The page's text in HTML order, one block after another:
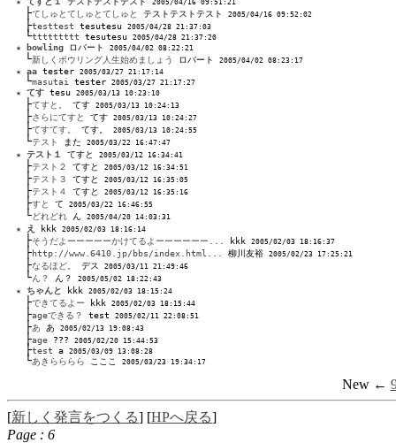
2005/04/16 09:51:21
├てしゅとてしゅとてしゅと テストテストテスト 2005/04/16 09:52:02
├testtest tesutesu 2005/04/28 21:37:03
└ttttttttt tesutesu 2005/04/28 21:37:20
★ bowling ロバート 2005/04/02 08:22:21
└新しくボウリング人生始めましょう ロバート 2005/04/02 08:23:17
★ aa tester 2005/03/27 21:17:14
└masutai tester 2005/03/27 21:17:27
★ てす tesu 2005/03/13 10:23:10
├てすと。 てす 2005/03/13 10:24:13
├さらにてすと てす 2005/03/13 10:24:27
├てすてす。 てす。 2005/03/13 10:24:55
└テスト また 2005/03/22 16:47:47
★ テスト１ てすと 2005/03/12 16:34:41
├テスト２ てすと 2005/03/12 16:34:51
├テスト３ てすと 2005/03/12 16:35:05
├テスト４ てすと 2005/03/12 16:35:16
├すと て 2005/03/22 16:46:55
└どれどれ ん 2005/04/20 14:03:31
★ え kkk 2005/02/03 18:16:14
├そうだよーーーーーかけてるよーーーーーー... kkk 2005/02/03 18:16:37
├http://www.6410.jp/bbs/index.html... 柳川友裕 2005/02/23 17:25:21
├なるほど。 デス 2005/03/11 21:49:46
└ん？ ん？ 2005/05/02 18:22:43
★ ちゃんと kkk 2005/02/03 18:15:24
├できてるよー kkk 2005/02/03 18:15:44
├ageできる？ test 2005/02/11 22:08:51
├あ あ 2005/02/13 19:08:43
├age ??? 2005/02/20 15:44:53
├test a 2005/03/09 13:08:28
└あきらららら こここ 2005/03/23 19:34:17
New ←
[新しく発言をつくる] [HPへ戻る]
Page : 6